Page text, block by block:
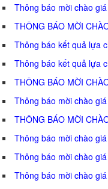
Thông báo mời chào giá
THÔNG BÁO MỜI
Thông báo kết quả lựa
Thông báo kết quả lựa
THÔNG BÁO MỜI
Thông báo mời chào
THÔNG BÁO MỜI
Thông báo mời chào
Thông báo mời chào giá
Thông báo mời chào giá